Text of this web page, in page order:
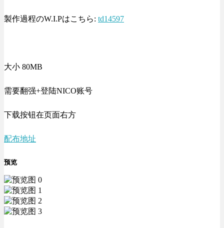
製作過程のW.I.Pはこちら: td14597
大小 80MB
需要翻强+登陆NICO账号
下载按钮在页面右方
配布地址
预览